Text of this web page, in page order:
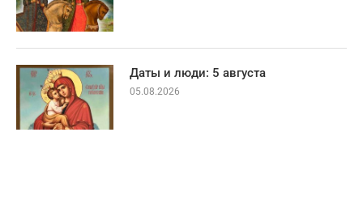
Даты и люди: 5 августа
05.08.2026